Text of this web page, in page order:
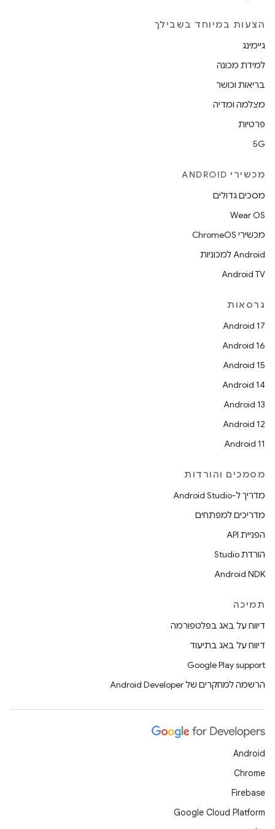
הצעות במיוחד בשבילך
גיימינג
למידת מכונה
בריאות וכושר
מצלמה ומדיה
פרטיות
5G
מכשירי ANDROID
מסכים גדולים
Wear OS
מכשירי ChromeOS
Android למכוניות
Android TV
גרסאות
Android 17
Android 16
Android 15
Android 14
Android 13
Android 12
Android 11
מסמכים והורדות
מדריך ל-Android Studio
מדריכים למפתחים
הפניית API
הורדת Studio
Android NDK
תמיכה
דיווח על באג בפלטפורמה
דיווח על באג בתיעוד
Google Play support
הרשמה למחקרים של Android Developer
Android
Chrome
Firebase
Google Cloud Platform